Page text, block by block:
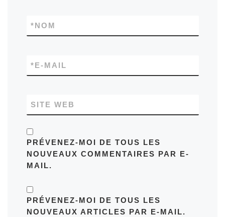
NOM
*
E-MAIL
*
SITE WEB
PRÉVENEZ-MOI DE TOUS LES
NOUVEAUX COMMENTAIRES PAR E-
MAIL.
PRÉVENEZ-MOI DE TOUS LES
NOUVEAUX ARTICLES PAR E-MAIL.